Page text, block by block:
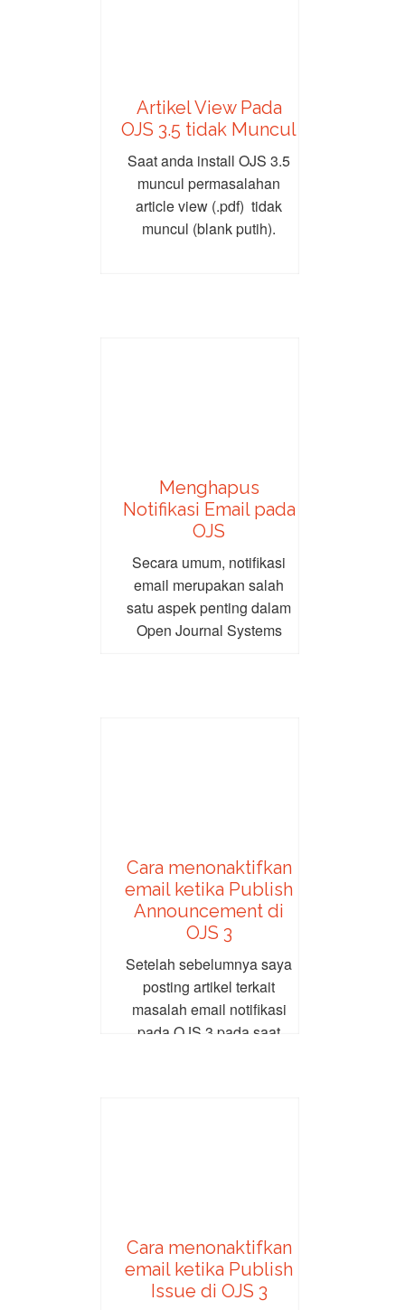
Artikel View Pada
OJS 3.5 tidak Muncul
Saat anda install OJS 3.5
muncul permasalahan
article view (.pdf) tidak
muncul (blank putih).
Menghapus
Notifikasi Email pada
OJS
Secara umum, notifikasi
email merupakan salah
satu aspek penting dalam
Open Journal Systems
Cara menonaktifkan
email ketika Publish
Announcement di
OJS 3
Setelah sebelumnya saya
posting artikel terkait
masalah email notifikasi
pada OJS 3 pada saat
Cara menonaktifkan
email ketika Publish
Issue di OJS 3